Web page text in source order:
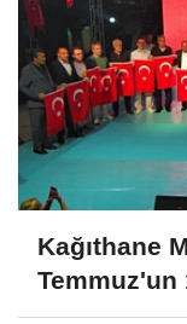
Kağıthane
Temmuz'un
Nöbeti